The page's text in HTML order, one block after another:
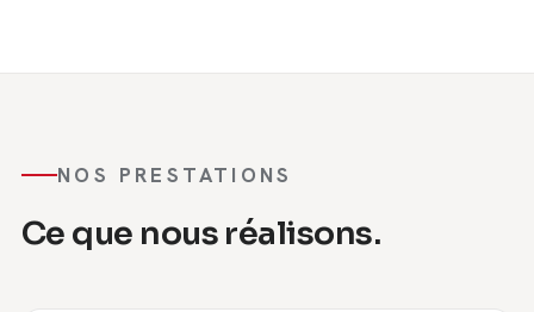
NOS PRESTATIONS
Ce que nous réalisons.